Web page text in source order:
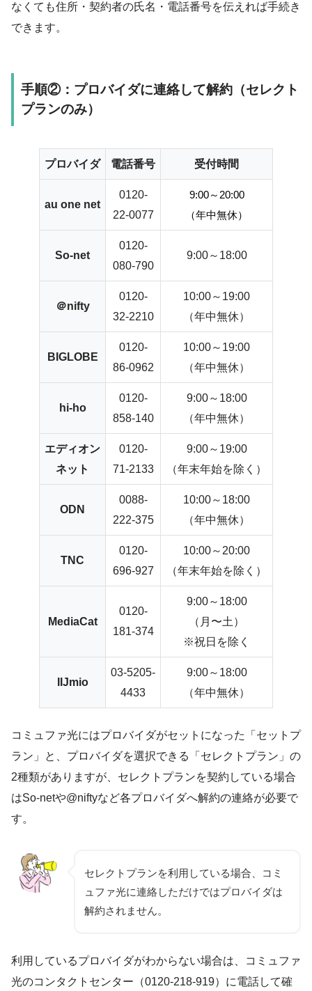
なくても住所・契約者の氏名・電話番号を伝えれば手続き
できます。
手順②：プロバイダに連絡して解約（セレクト
プランのみ）
プロバイダ 電話番号 受付時間
au one net
0120-
22-0077
9:00～20:00
（年中無休）
So-net
0120-
080-790
9:00～18:00
＠nifty
0120-
32-2210
10:00～19:00
（年中無休）
BIGLOBE
0120-
86-0962
10:00～19:00
（年中無休）
hi-ho
0120-
858-140
9:00～18:00
（年中無休）
エディオン
ネット
0120-
71-2133
9:00～19:00
（年末年始を除く）
ODN
0088-
222-375
10:00～18:00
（年中無休）
TNC
0120-
696-927
10:00～20:00
（年末年始を除く）
MediaCat
0120-
181-374
9:00～18:00
（月〜土）
※祝日を除く
IIJmio
03-5205-
4433
9:00～18:00
（年中無休）
コミュファ光にはプロバイダがセットになった「セットプ
ラン」と、プロバイダを選択できる「セレクトプラン」の
2種類がありますが、セレクトプランを契約している場合
はSo-netや@niftyなど各プロバイダへ解約の連絡が必要で
す。
セレクトプランを利用している場合、コミ
ュファ光に連絡しただけではプロバイダは
解約されません。
利用しているプロバイダがわからない場合は、コミュファ
光のコンタクトセンター（0120-218-919）に電話して確